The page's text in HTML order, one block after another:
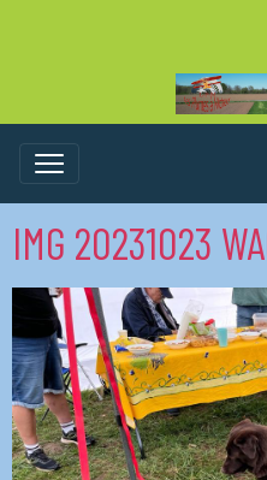
IMG 20231023